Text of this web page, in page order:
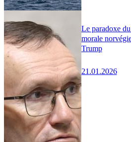
Le paradoxe
morale
Trump
21.01.2026